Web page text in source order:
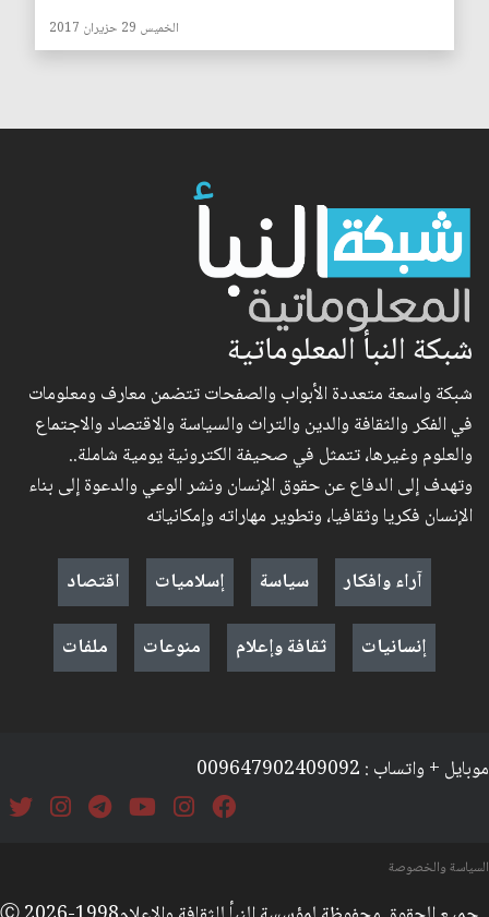
الخميس 29 حزيران 2017
شبكة النبأ المعلوماتية
شبكة واسعة متعددة الأبواب والصفحات تتضمن معارف ومعلومات
في الفكر والثقافة والدين والتراث والسياسة والاقتصاد والاجتماع
والعلوم وغيرها، تتمثل في صحيفة الكترونية يومية شاملة..
وتهدف إلى الدفاع عن حقوق الإنسان ونشر الوعي والدعوة إلى بناء
الإنسان فكريا وثقافيا، وتطوير مهاراته وإمكانياته
آراء وافكار
سياسة إسلاميات
اقتصاد
إنسانيات
ثقافة وإعلام منوعات ملفات
موبايل + واتساب : 009647902409092
السياسة والخصوصة